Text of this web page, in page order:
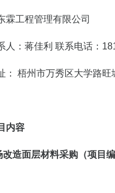
霖工程管理有限公司
人：蒋佳利 联系电话：
： 梧州市万秀区大学路旺
内容
改造面层材料采购 （项目